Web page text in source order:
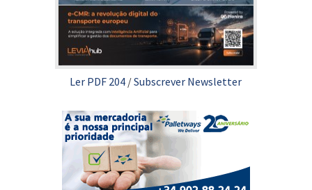
Ler PDF 204 /Subscrever Newsletter